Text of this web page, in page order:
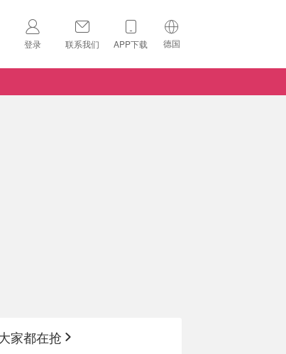
登录 联系我们 APP下载 德国
🇺🇸
家都在抢